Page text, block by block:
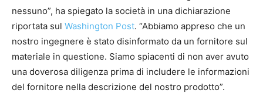
nessuno”, ha spiegato la società in una dichiarazione
riportata sul Washington Post. “Abbiamo appreso che un
nostro ingegnere è stato disinformato da un fornitore sul
materiale in questione. Siamo spiacenti di non aver avuto
una doverosa diligenza prima di includere le informazioni
del fornitore nella descrizione del nostro prodotto”.